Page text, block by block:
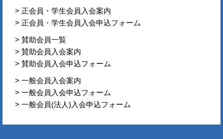
> 正会員・学生会員入会案内
> 正会員・学生会員入会申込フォーム
> 賛助会員一覧
> 賛助会員入会案内
> 賛助会員入会申込フォーム
> 一般会員入会案内
> 一般会員入会申込フォーム
> 一般会員(法人)入会申込フォーム